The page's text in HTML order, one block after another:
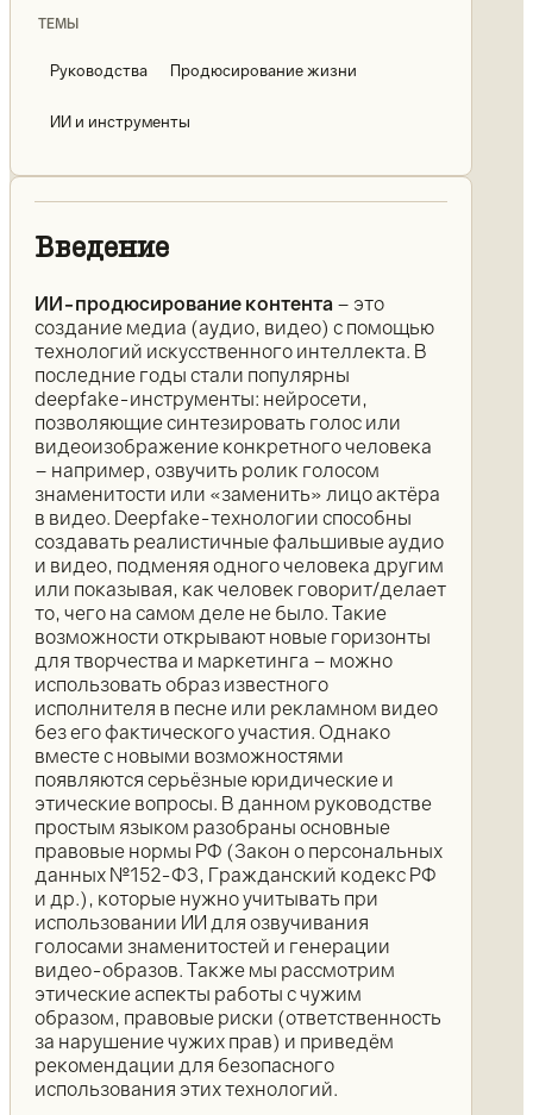
ТЕМЫ
Руководства Продюсирование жизни
ИИ и инструменты
Введение
ИИ-продюсирование контента – это
создание медиа (аудио, видео) с помощью
технологий искусственного интеллекта. В
последние годы стали популярны
deepfake-инструменты: нейросети,
позволяющие синтезировать голос или
видеоизображение конкретного человека
– например, озвучить ролик голосом
знаменитости или «заменить» лицо актёра
в видео. Deepfake-технологии способны
создавать реалистичные фальшивые аудио
и видео, подменяя одного человека другим
или показывая, как человек говорит/делает
то, чего на самом деле не было. Такие
возможности открывают новые горизонты
для творчества и маркетинга – можно
использовать образ известного
исполнителя в песне или рекламном видео
без его фактического участия. Однако
вместе с новыми возможностями
появляются серьёзные юридические и
этические вопросы. В данном руководстве
простым языком разобраны основные
правовые нормы РФ (Закон о персональных
данных №152-ФЗ, Гражданский кодекс РФ
и др.), которые нужно учитывать при
использовании ИИ для озвучивания
голосами знаменитостей и генерации
видео-образов. Также мы рассмотрим
этические аспекты работы с чужим
образом, правовые риски (ответственность
за нарушение чужих прав) и приведём
рекомендации для безопасного
использования этих технологий.